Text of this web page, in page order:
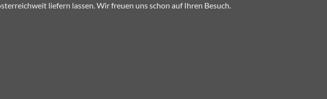
liefern lassen. Wir freuen uns schon auf Ihren Besuch.